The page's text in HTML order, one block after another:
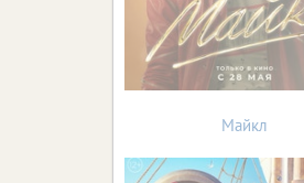
Майкл